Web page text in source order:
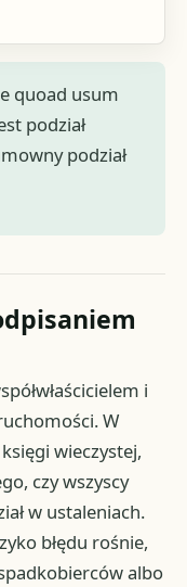
quoad usum
podział
podział
i
W
wieczystej,
czy wszyscy
w ustaleniach.
błędu rośnie,
albo